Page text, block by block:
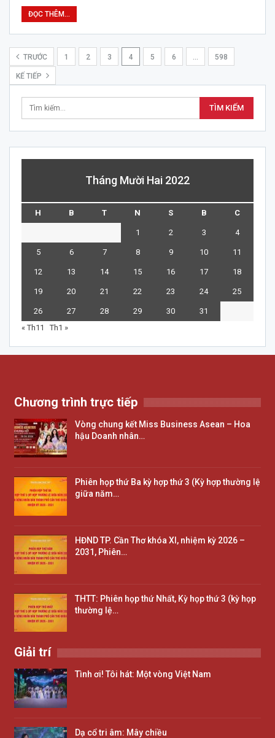
ĐỌC THÊM...
TRƯỚC 1 2 3 4 5 6 … 598
KẾ TIẾP
Tháng Mười Hai 2022
H B T N S B C
1 2 3 4
5 6 7 8 9 10 11
12 13 14 15 16 17 18
19 20 21 22 23 24 25
26 27 28 29 30
31
« Th11
Th1 »
Chương trình trực tiếp
Vòng chung kết Miss Business Asean – Hoa
hậu Doanh nhân…
Phiên họp thứ Ba kỳ hợp thứ 3 (Kỳ hợp thường lệ
giữa năm…
HĐND TP. Cần Thơ khóa XI, nhiệm kỳ 2026 –
2031, Phiên…
THTT: Phiên họp thứ Nhất, Kỳ họp thứ 3 (kỳ họp
thường lệ…
Giải trí
Tình ơi! Tôi hát: Một vòng Việt Nam
Dạ cổ tri âm: Mây chiều